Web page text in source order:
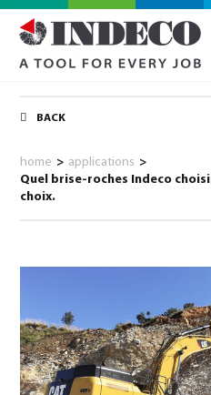
BACK
home > applications >
Quel brise-roches Indeco
choix.